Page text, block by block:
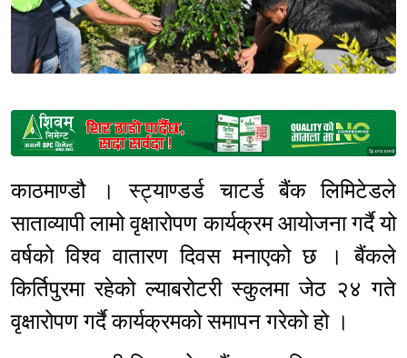
Sponsored
काठमाण्डौ । स्ट्याण्डर्ड चाटर्ड बैंक लिमिटेडले
साताव्यापी लामो वृक्षारोपण कार्यक्रम आयोजना गर्दै यो
वर्षको विश्व वातारण दिवस मनाएको छ । बैंकले
किर्तिपुरमा रहेको ल्याबरोटरी स्कुलमा जेठ २४ गते
वृक्षारोपण गर्दै कार्यक्रमको समापन गरेको हो ।